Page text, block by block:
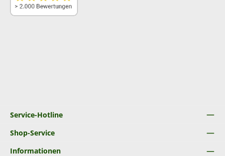
Service-Hotline
Shop-Service
Informationen